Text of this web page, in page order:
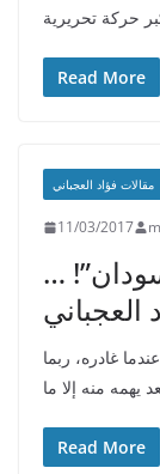
حركة تحريرية
Read More
مقالات فؤاد العجباني
11/03/2017
السودان”! …
غادره، ربما
يهمه منه إلا ما
Read More